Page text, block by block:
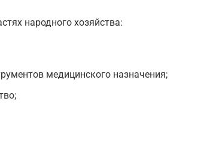
народного хозяйства:
медицинского назначения;